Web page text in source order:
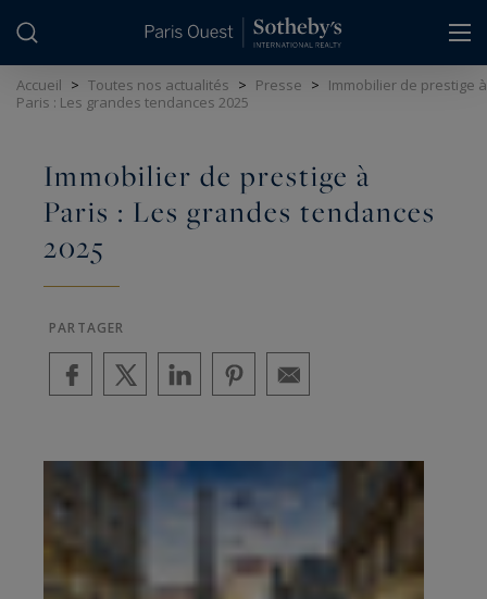
Accueil > Toutes nos actualités > Presse > Immobilier de prestige à
Paris : Les grandes tendances 2025
Immobilier de prestige à
Paris : Les grandes tendances
2025
PARTAGER